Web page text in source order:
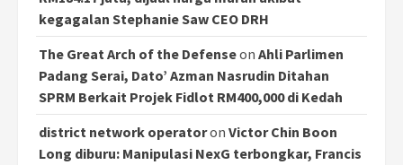
kegagalan Stephanie Saw CEO DRH
The Great Arch of the Defenseon Ahli Parlimen
Padang Serai, Dato’ Azman Nasrudin Ditahan
SPRM Berkait Projek Fidlot RM400,000 di Kedah
district network operatoron Victor Chin Boon
Long diburu: Manipulasi NexG terbongkar, Francis